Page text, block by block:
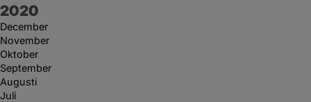
År:
2020
December
November
Oktober
September
Augusti
Juli